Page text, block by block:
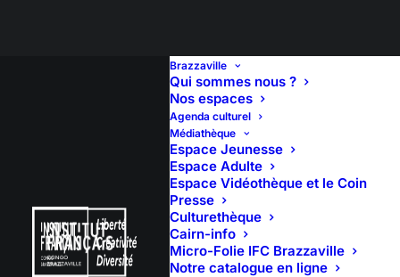
Brazzaville
Qui sommes nous ?
Nos espaces
Agenda culturel
Médiathèque
Espace Jeunesse
Espace Adulte
Espace Vidéothèque et le Coin
Presse
Culturethèque
Cairn-info
Micro-Folie IFC Brazzaville
Notre catalogue en ligne
NOS OFFRES
CULTURELLES